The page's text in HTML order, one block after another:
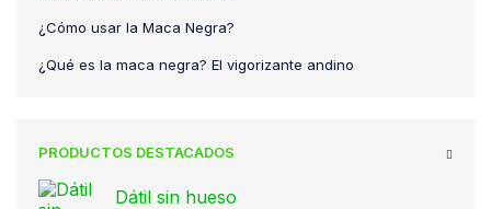
¿Cómo usar la Maca Negra?
¿Qué es la maca negra? El vigorizante andino
PRODUCTOS DESTACADOS
Dátil sin hueso